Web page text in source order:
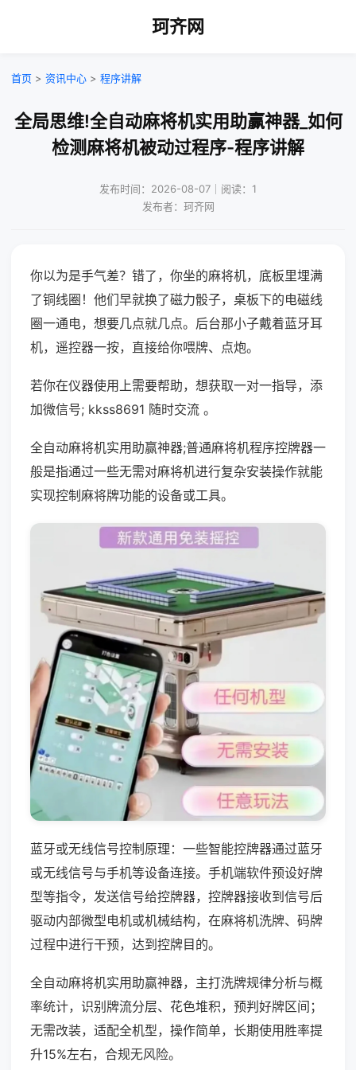
珂齐网
首页 > 资讯中心 > 程序讲解
全局思维!全自动麻将机实用助赢神器_如何
检测麻将机被动过程序-程序讲解
发布时间：2026-08-07｜阅读：1
发布者：珂齐网
你以为是手气差？错了，你坐的麻将机，底板里埋满
了铜线圈！他们早就换了磁力骰子，桌板下的电磁线
圈一通电，想要几点就几点。后台那小子戴着蓝牙耳
机，遥控器一按，直接给你喂牌、点炮。
若你在仪器使用上需要帮助，想获取一对一指导，添
加微信号; kkss8691 随时交流 。
全自动麻将机实用助赢神器;普通麻将机程序控牌器一
般是指通过一些无需对麻将机进行复杂安装操作就能
实现控制麻将牌功能的设备或工具。
蓝牙或无线信号控制原理：一些智能控牌器通过蓝牙
或无线信号与手机等设备连接。手机端软件预设好牌
型等指令，发送信号给控牌器，控牌器接收到信号后
驱动内部微型电机或机械结构，在麻将机洗牌、码牌
过程中进行干预，达到控牌目的。
全自动麻将机实用助赢神器，主打洗牌规律分析与概
率统计，识别牌流分层、花色堆积，预判好牌区间；
无需改装，适配全机型，操作简单，长期使用胜率提
升15%左右，合规无风险。